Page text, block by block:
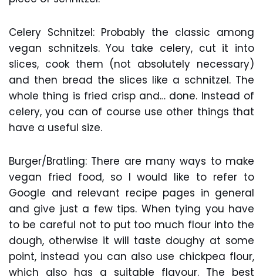
Celery Schnitzel: Probably the classic among
vegan schnitzels. You take celery, cut it into
slices, cook them (not absolutely necessary)
and then bread the slices like a schnitzel. The
whole thing is fried crisp and… done. Instead of
celery, you can of course use other things that
have a useful size.
Burger/Bratling: There are many ways to make
vegan fried food, so I would like to refer to
Google and relevant recipe pages in general
and give just a few tips. When tying you have
to be careful not to put too much flour into the
dough, otherwise it will taste doughy at some
point, instead you can also use chickpea flour,
which also has a suitable flavour. The best